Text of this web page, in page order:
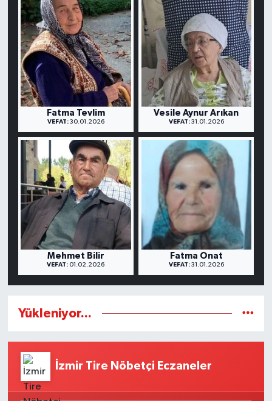
Fatma Tevlim
VEFAT:30.01.2026
Vesile Aynur Arıkan
VEFAT:31.01.2026
Mehmet Bilir
VEFAT: 01.02.2026
Fatma Onat
VEFAT:31.01.2026
Yükleniyor...
İzmir Tire Nöbetçi Eczaneler